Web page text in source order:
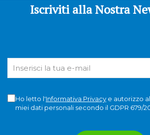
Iscriviti alla Nostra
Ho letto l'Informativa Privacye autorizzo
miei dati personali secondo il GDPR 679/